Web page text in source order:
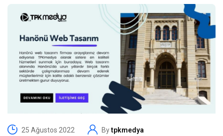
25 Ağustos 2022 Bytpkmedya